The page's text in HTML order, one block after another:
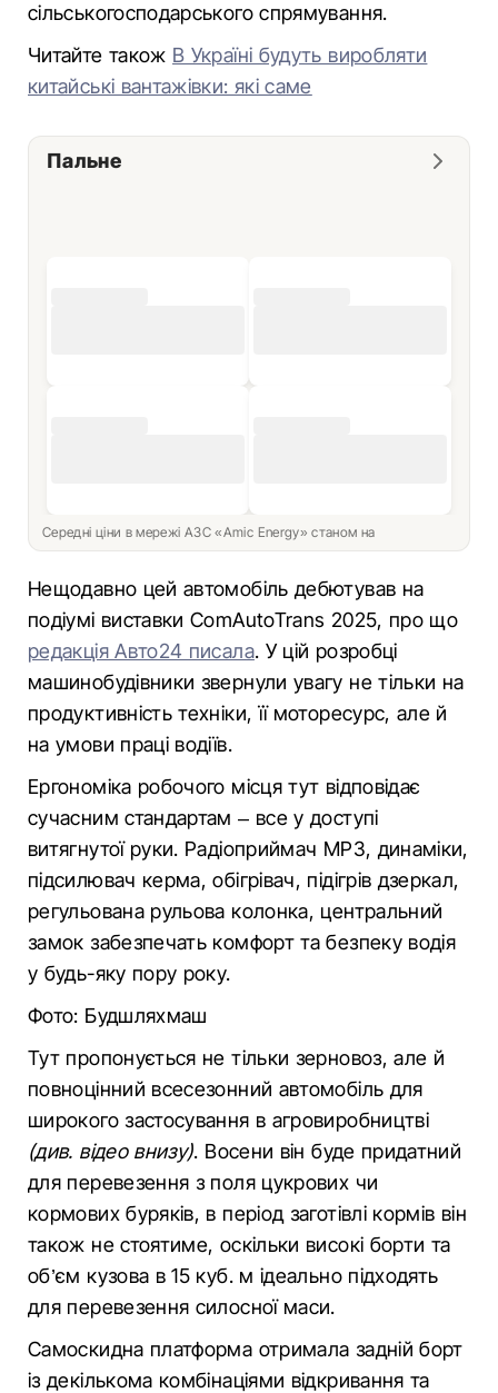
сільськогосподарського спрямування.
Читайте також В Україні будуть виробляти
китайські вантажівки: які саме
Пальне
Середні ціни в мережі АЗС «Amic Energy» станом на
Нещодавно цей автомобіль дебютував на
подіумі виставки ComAutoTrans 2025, про що
редакція Авто24 писала. У цій розробці
машинобудівники звернули увагу не тільки на
продуктивність техніки, її моторесурс, але й
на умови праці водіїв.
Ергономіка робочого місця тут відповідає
сучасним стандартам – все у доступі
витягнутої руки. Радіоприймач MP3, динаміки,
підсилювач керма, обігрівач, підігрів дзеркал,
регульована рульова колонка, центральний
замок забезпечать комфорт та безпеку водія
у будь-яку пору року.
Фото: Будшляхмаш
Тут пропонується не тільки зерновоз, але й
повноцінний всесезонний автомобіль для
широкого застосування в агровиробництві
(див. відео внизу). Восени він буде придатний
для перевезення з поля цукрових чи
кормових буряків, в період заготівлі кормів він
також не стоятиме, оскільки високі борти та
об’єм кузова в 15 куб. м ідеально підходять
для перевезення силосної маси.
Самоскидна платформа отримала задній борт
із декількома комбінаціями відкривання та